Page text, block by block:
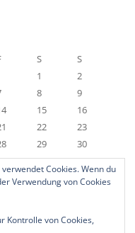
S
S
1
2
8
9
15
16
22
23
29
30
Cookies. Wenn du
Verwendung von Cookies
Kontrolle von Cookies,